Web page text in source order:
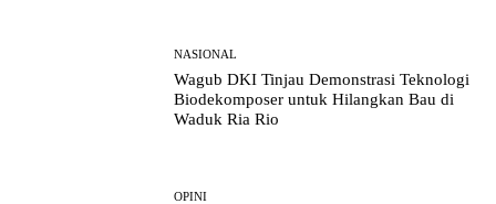
NASIONAL
Wagub DKI Tinjau Demonstrasi Teknologi
Biodekomposer untuk Hilangkan Bau di
Waduk Ria Rio
OPINI